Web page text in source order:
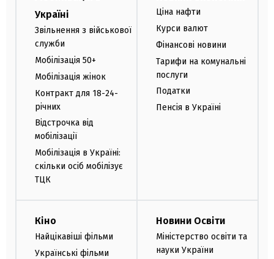
Україні
Звільнення з військової
служби
Мобілізація 50+
Мобілізація жінок
Контракт для 18-24-
річних
Відстрочка від
мобілізації
Мобілізація в Україні:
скільки осіб мобілізує
ТЦК
Ціна нафти
Курси валют
Фінансові новини
Тарифи на комунальні
послуги
Податки
Пенсія в Україні
Кіно
Найцікавіші фільми
Українські фільми
Новини Освіти
Міністерство освіти та
науки України